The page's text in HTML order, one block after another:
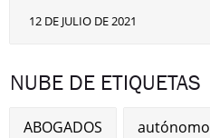
12 DE JULIO DE 2021
NUBE DE ETIQUETAS
ABOGADOS autónomo